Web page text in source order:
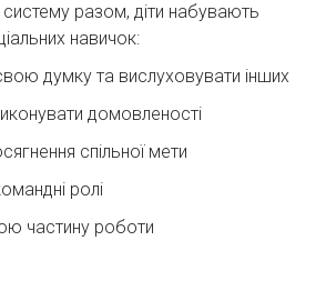
разом, діти набувають
навичок:
думку та вислуховувати інших
домовленості
спільної мети
ролі
частину роботи